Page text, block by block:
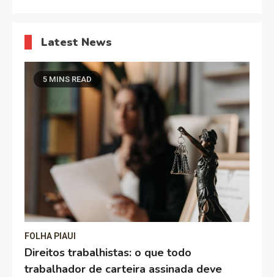
Latest News
5 MINS READ
FOLHA PIAUI
Direitos trabalhistas: o que todo
trabalhador de carteira assinada deve